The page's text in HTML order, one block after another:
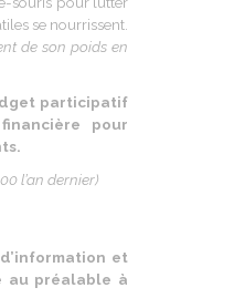
se nourrissent
de sonpoids en
participatif
financière pour
.
l’an dernier)
d’information et
au préalable à